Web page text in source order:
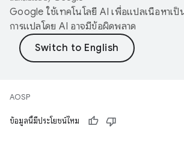
Google ใช้เทคโนโลยี AI เพื่อแปลเนื้อหาเ
การแปลโดย AI อาจมีข้อผิดพลาด
AOSP
ข้อมูลนี้มีประโยชน์ไหม